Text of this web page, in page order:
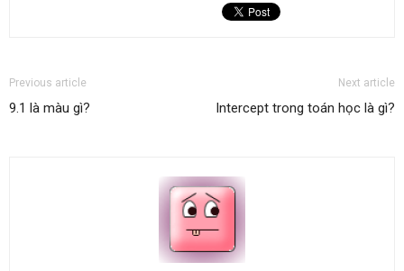
Previous article
9.1 là màu gì?
Next article
Intercept trong toán học là gì?